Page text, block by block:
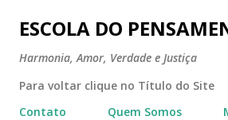
Pular para o conteúdo
ESCOLA DO
Harmonia, Amor, Verdade e Justiça
Para voltar clique no Título do Site
Contato
Quem Somos